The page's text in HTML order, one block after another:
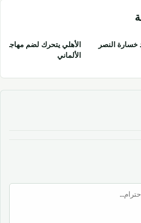
خسارة النصر
الأهلي يتحرك لضم مهاجم
الألماني